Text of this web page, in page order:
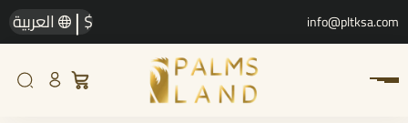
info@pltksa.com
$
| العربية